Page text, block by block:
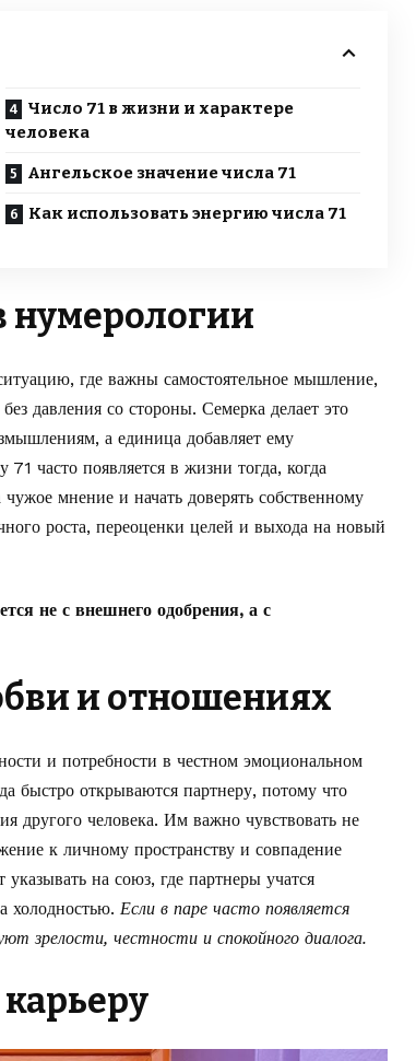
Число 71 в жизни и характере
человека
Ангельское значение числа 71
Как использовать энергию числа 71
нумерологии
где важны самостоятельное мышление,
давления со стороны. Семерка делает это
а единица добавляет ему
часто появляется в жизни тогда, когда
мнение и начать доверять собственному
роста, переоценки целей и выхода на новый
не с внешнего одобрения, а с
и отношениях
и потребности в честном эмоциональном
быстро открываются партнеру, потому что
другого человека. Им важно чувствовать не
к личному пространству и совпадение
на союз, где партнеры учатся
холодностью. Если в паре часто появляется
зрелости, честности и спокойного диалога.